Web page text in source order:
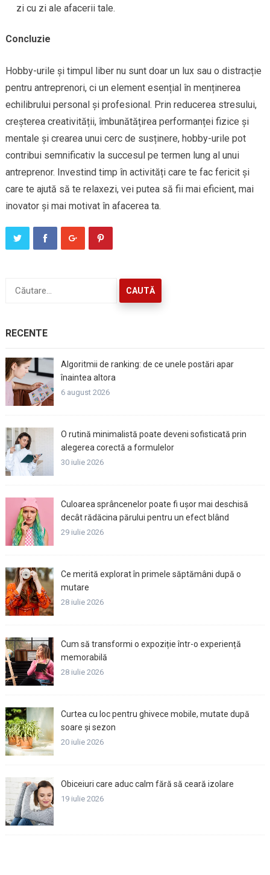
zi cu zi ale afacerii tale.
Concluzie
Hobby-urile și timpul liber nu sunt doar un lux sau o distracție
pentru antreprenori, ci un element esențial în menținerea
echilibrului personal și profesional. Prin reducerea stresului,
creșterea creativității, îmbunătățirea performanței fizice și
mentale și crearea unui cerc de susținere, hobby-urile pot
contribui semnificativ la succesul pe termen lung al unui
antreprenor. Investind timp în activități care te fac fericit și
care te ajută să te relaxezi, vei putea să fii mai eficient, mai
inovator și mai motivat în afacerea ta.
după:
RECENTE
Algoritmii de ranking: de ce unele postări apar
înaintea altora
6 august 2026
O rutină minimalistă poate deveni sofisticată prin
alegerea corectă a formulelor
30 iulie 2026
Culoarea sprâncenelor poate fi ușor mai deschisă
decât rădăcina părului pentru un efect blând
29 iulie 2026
Ce merită explorat în primele săptămâni după o
mutare
28 iulie 2026
Cum să transformi o expoziție într-o experiență
memorabilă
28 iulie 2026
Curtea cu loc pentru ghivece mobile, mutate după
soare și sezon
20 iulie 2026
Obiceiuri care aduc calm fără să ceară izolare
19 iulie 2026